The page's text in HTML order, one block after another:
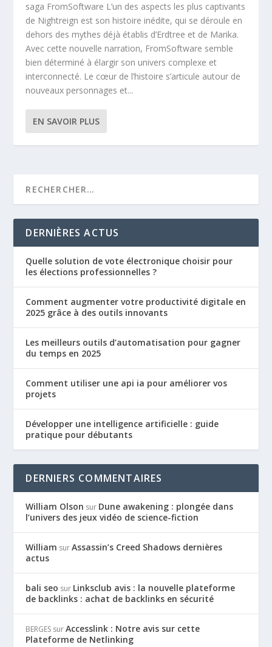
saga FromSoftware L’un des aspects les plus captivants
de Nightreign est son histoire inédite, qui se déroule en
dehors des mythes déjà établis d’Erdtree et de Marika.
Avec cette nouvelle narration, FromSoftware semble
bien déterminé à élargir son univers complexe et
interconnecté. Le cœur de l’histoire s’articule autour de
nouveaux personnages et...
EN SAVOIR PLUS
DERNIÈRES ACTUS
Quelle solution de vote électronique choisir pour
les élections professionnelles ?
Comment augmenter votre productivité digitale en
2025 grâce à des outils innovants
Les meilleurs outils d’automatisation pour gagner
du temps en 2025
Comment utiliser une api ia pour améliorer vos
projets
Développer une intelligence artificielle : guide
pratique pour débutants
DERNIERS COMMENTAIRES
William Olson sur Dune awakening : plongée dans
l’univers des jeux vidéo de science-fiction
William surAssassin’s Creed Shadows dernières
actus
bali seo sur Linksclub avis : la nouvelle plateforme
de backlinks : achat de backlinks en sécurité
BERGES surAccesslink : Notre avis sur cette
Plateforme de Netlinking